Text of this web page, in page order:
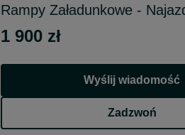
Rampy Załadunkowe -
1 900 zł
Wyślij wiadomość
Zadzwoń